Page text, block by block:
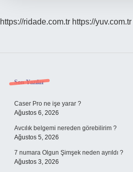
https://ridade.com.tr https://yuv.com.tr
Sidebar
Son Yazılar
Caser Pro ne işe yarar ?
Ağustos 6, 2026
Avcılık belgemi nereden görebilirim ?
Ağustos 5, 2026
7 numara Olgun Şimşek neden ayrıldı ?
Ağustos 3, 2026